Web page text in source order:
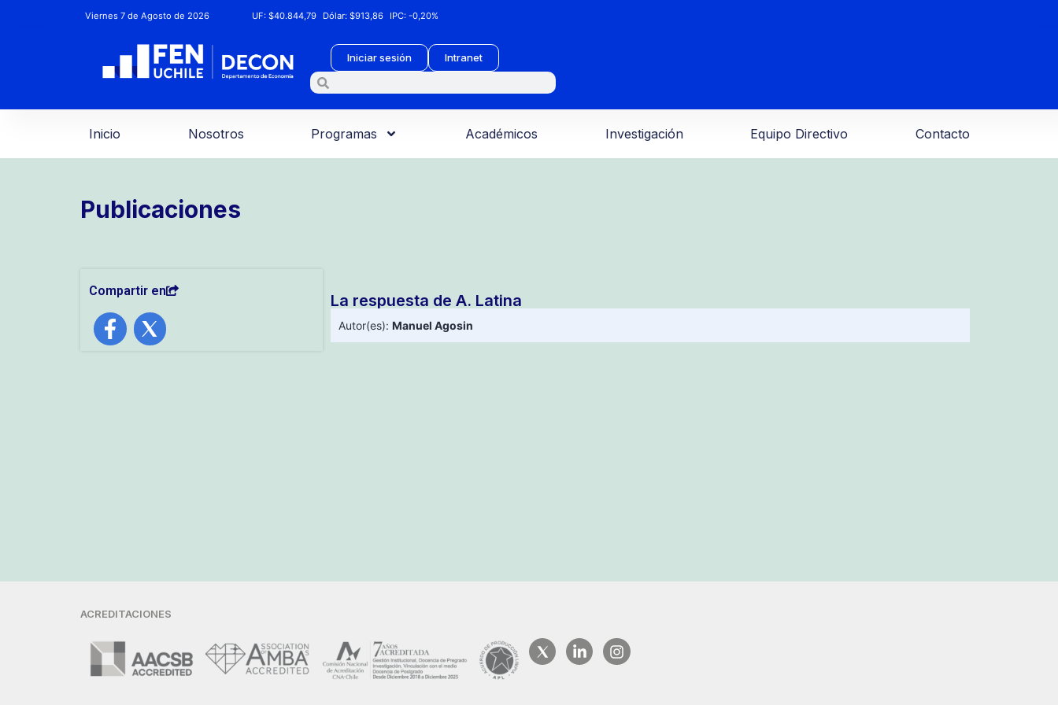
Viernes 7 de Agosto de 2026 UF:$40.844,79 Dólar:$913,86 IPC:-0,20%
Iniciar sesión Intranet
Inicio Nosotros Programas Académicos Investigación Equipo Directivo Contacto
Publicaciones
Compartir en
La respuesta de A. Latina
Autor(es): Manuel Agosin
ACREDITACIONES